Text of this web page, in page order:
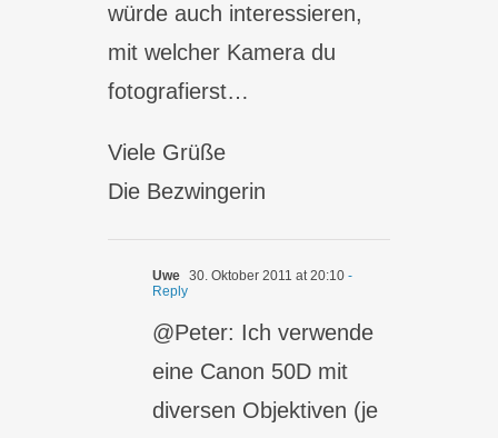
würde auch interessieren,
mit welcher Kamera du
fotografierst…
Viele Grüße
Die Bezwingerin
Uwe 30. Oktober 2011 at 20:10 -
Reply
@Peter: Ich verwende
eine Canon 50D mit
diversen Objektiven (je